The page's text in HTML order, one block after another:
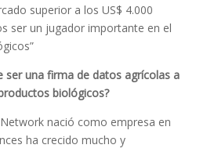
superior a los US$ 4.000
ser un jugador importante en el
ser una firma de datos agrícolas a
biológicos?
nació como empresa en
ha crecido mucho y